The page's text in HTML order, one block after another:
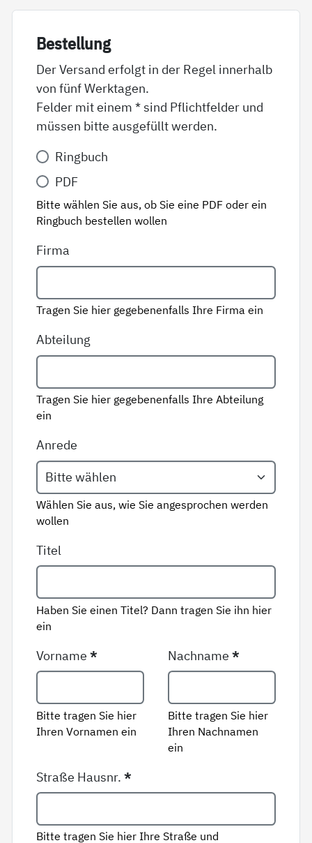
Be­stel­lung
Der Versand erfolgt in der Regel innerhalb
von fünf Werktagen.
Felder mit einem * sind Pflichtfelder und
müssen bitte ausgefüllt werden.
Variante*
Ringbuch
PDF
Bitte wählen Sie aus, ob Sie eine PDF oder ein
Ringbuch bestellen wollen
Firma
Tragen Sie hier gegebenenfalls Ihre Firma ein
Abteilung
Tragen Sie hier gegebenenfalls Ihre Abteilung
ein
Anrede
Wählen Sie aus, wie Sie angesprochen werden
wollen
Titel
Haben Sie einen Titel? Dann tragen Sie ihn hier
ein
Vorname*
Bitte tragen Sie hier
Ihren Vornamen ein
Nachname*
Bitte tragen Sie hier
Ihren Nachnamen
ein
Straße Hausnr.*
Bitte tragen Sie hier Ihre Straße und